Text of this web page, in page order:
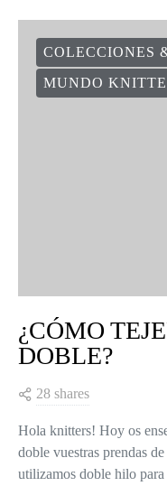
COLECCIONES
MUNDO
¿CÓMO
DOBLE?
28 shares
Hola knitters! Hoy os
doble vuestras prendas
utilizamos doble hilo